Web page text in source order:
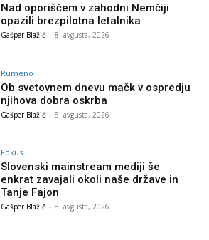
Nad oporiščem v zahodni Nemčiji
opazili brezpilotna letalnika
Gašper Blažič - 8. avgusta, 2026
Rumeno
Ob svetovnem dnevu mačk v ospredju
njihova dobra oskrba
Gašper Blažič - 8. avgusta, 2026
Fokus
Slovenski mainstream mediji še
enkrat zavajali okoli naše države in
Tanje Fajon
Gašper Blažič - 8. avgusta, 2026